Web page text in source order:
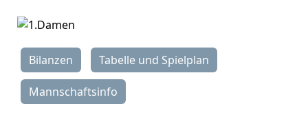
Bilanzen Tabelle und Spielplan
Mannschaftsinfo